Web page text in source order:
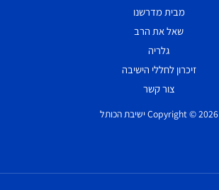
מבית מדרשנו
שאל את הרב
גלריה
זיכרון לחללי הישיבה
צור קשר
Copyright © 2026 ישיבת הכותל